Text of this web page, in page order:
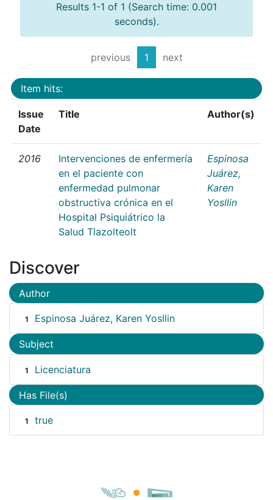
Results 1-1 of 1 (Search time: 0.001
seconds).
previous 1 next
Item hits:
Issue
Date
Title Author(s)
2016
Intervenciones de enfermería
en el paciente con
enfermedad pulmonar
obstructiva crónica en el
Hospital Psiquiátrico la
Salud Tlazolteolt
Espinosa
Juárez,
Karen
Yosllin
Discover
Author
1 Espinosa Juárez, Karen Yosllin
Subject
1 Licenciatura
Has File(s)
1 true